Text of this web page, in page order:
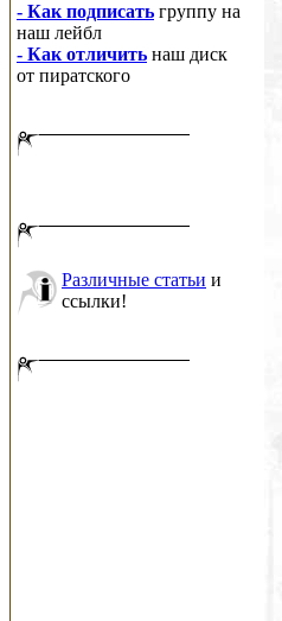
- Как подписать группу на
наш лейбл
- Как отличить наш диск
от пиратского
Различные статьи и
ссылки!